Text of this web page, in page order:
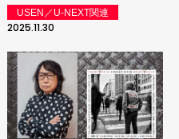
USEN／U-NEXT関連
2025.11.30